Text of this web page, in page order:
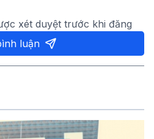
xét duyệt trước khi đăng
luận